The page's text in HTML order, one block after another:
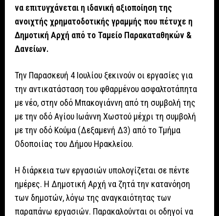
να επιτυγχάνεται η ιδανική αξιοποίηση της
ανοιχτής χρηματοδοτικής γραμμής που πέτυχε η
Δημοτική Αρχή από το Ταμείο Παρακαταθηκών &
Δανείων.
Την Παρασκευή 4 Ιουλίου ξεκινούν οι εργασίες για
την αντικατάσταση του φθαρμένου ασφαλτοτάπητα
με νέο, στην οδό Μπακογιάννη από τη συμβολή της
με την οδό Αγίου Ιωάννη Χωστού μέχρι τη συμβολή
με την οδό Κούμα (Δεξαμενή Δ3) από το Τμήμα
Οδοποιίας του Δήμου Ηρακλείου.
Η διάρκεια των εργασιών υπολογίζεται σε πέντε
ημέρες. H Δημοτική Αρχή να ζητά την κατανόηση
των δημοτών, λόγω της αναγκαιότητας των
παραπάνω εργασιών. Παρακαλούνται οι οδηγοί να